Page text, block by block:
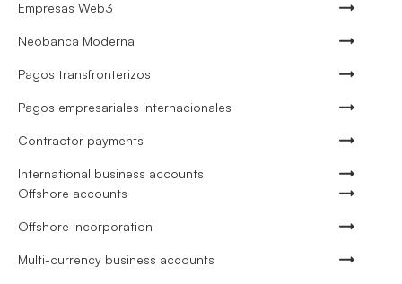
Empresas Web3
Neobanca Moderna
Pagos transfronterizos
Pagos empresariales internacionales
Contractor payments
International business accounts
Offshore accounts
Offshore incorporation
Multi-currency business accounts